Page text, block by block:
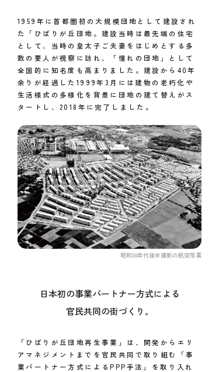
1959年に首都圏初の大規模団地として建設され
た「ひばりが丘団地。建設当時は最先端の住宅
として、当時の皇太子ご夫妻をはじめとする多
数の要人が視察に訪れ、「憧れの団地」として
全国的に知名度も高まりました。建設から40年
余りが経過した1999年3月には建物の老朽化や
生活様式の多様化を背景に団地の建て替えがス
タートし、2018年に完了しました。
昭和30年代後半撮影の航空写真
日本初の事業パートナー方式による
官民共同の街づくり。
「ひばりが丘団地再生事業」は、開発からエリ
アマネジメントまでを官民共同で取り組む「事
業パートナー方式によるPPP手法」を取り入れ